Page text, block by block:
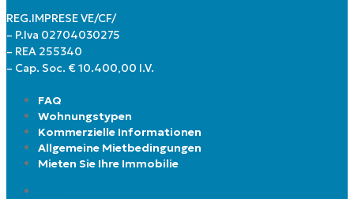
REG.IMPRESE VE/CF/
– P.Iva 02704030275
– REA 255340
– Cap. Soc. € 10.400,00 I.V.
FAQ
Wohnungstypen
Kommerzielle Informationen
Allgemeine Mietbedingungen
Mieten Sie Ihre Immobilie